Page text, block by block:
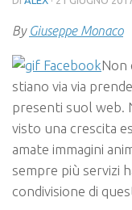
By Giuseppe Monaco
Non
stiano via via
presenti suol web.
visto una crescita
amate immagini
sempre più servizi
condivisione di